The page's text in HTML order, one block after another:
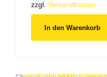
18,00 €12,00 €.
zzgl. Versandkosten
In den Warenkorb